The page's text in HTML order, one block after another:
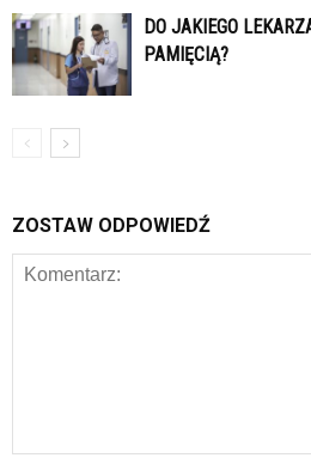
DO JAKIEGO
PAMIĘCIĄ?
ZOSTAW ODPOWIEDŹ